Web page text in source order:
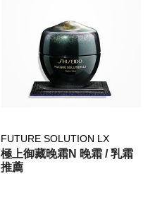
FUTURE SOLUTION LX
極上御藏晚霜N 晚霜 / 乳霜
推薦